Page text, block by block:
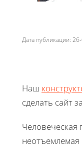
Дата публикации:
Наш
сделать сайт
Человеческая